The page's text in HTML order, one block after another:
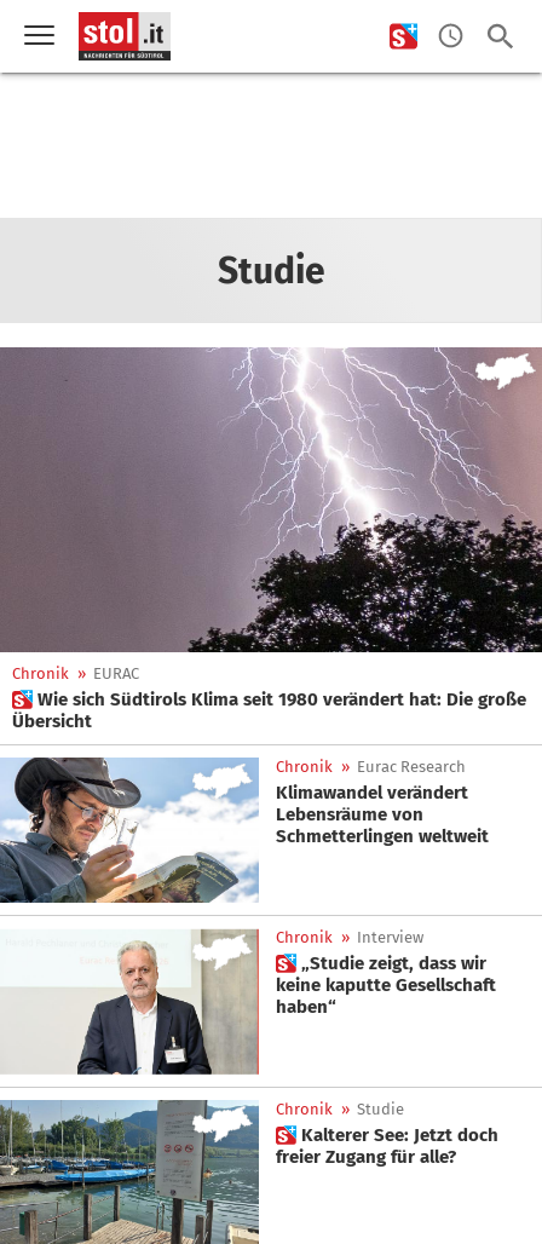
Studie
Chronik » EURAC
 Wie sich Südtirols Klima seit 1980 verändert hat: Die große
Übersicht
Chronik » Eurac Research
Klimawandel verändert
Lebensräume von
Schmetterlingen weltweit
Chronik » Interview
 „Studie zeigt, dass wir
keine kaputte Gesellschaft
haben“
Chronik » Studie
 Kalterer See: Jetzt doch
freier Zugang für alle?